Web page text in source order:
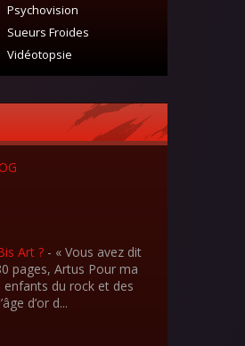
Psychovision
Sueurs Froides
Vidéotopsie
Art ? - « Vous avez dit
pages, Artus Pour ma
du rock et des
d’or d...